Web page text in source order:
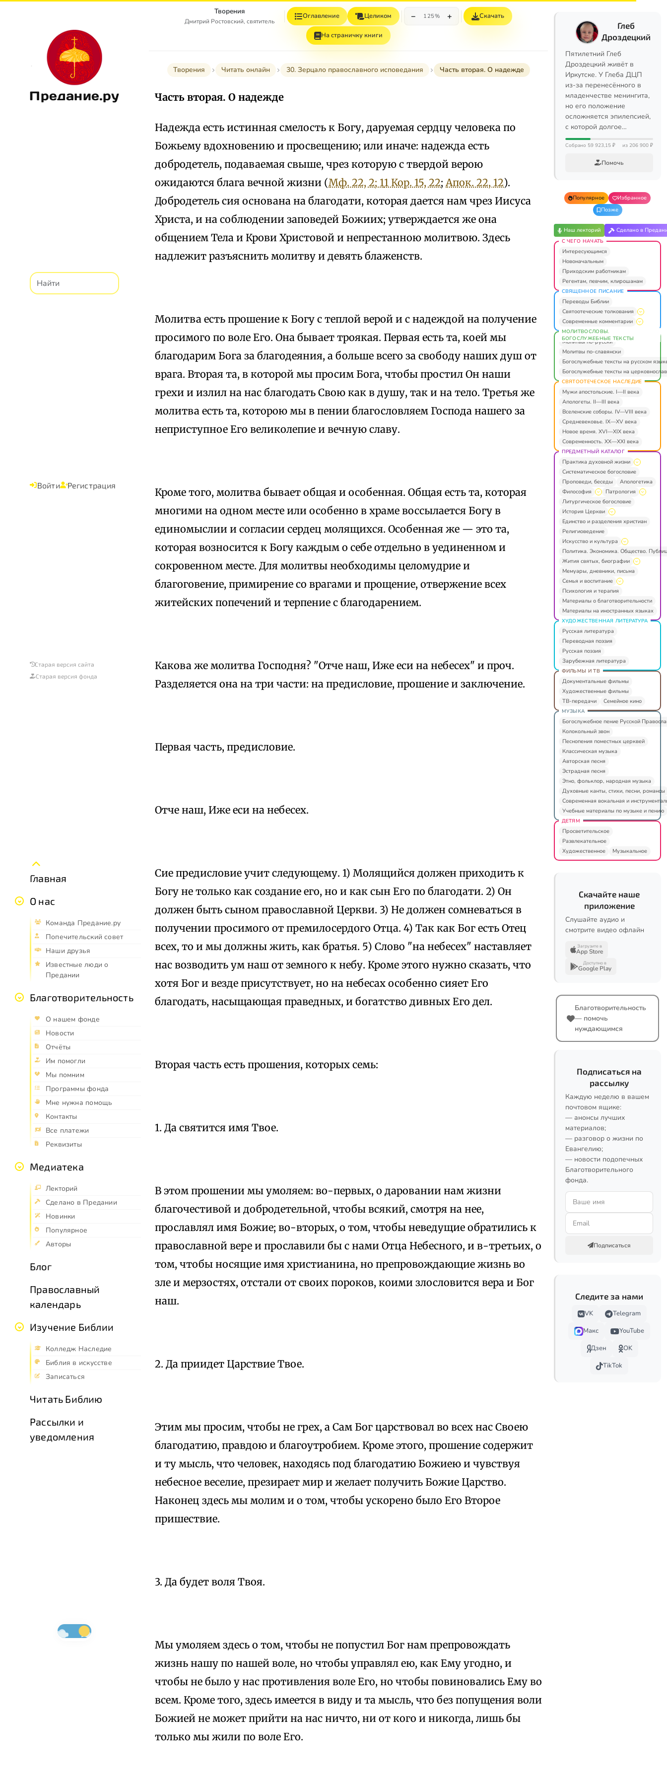
Предание.ру
Войти Регистрация
Старая версия сайта
Старая версия фонда
Главная
О нас
Команда Предание.ру
Попечительский совет
Наши друзья
Известные люди о
Предании
Благотворительность
О нашем фонде
Новости
Отчёты
Им помогли
Мы помним
Программы фонда
Мне нужна помощь
Контакты
Все платежи
Реквизиты
Медиатека
Лекторий
Сделано в Предании
Новинки
Популярное
Авторы
Блог
Православный
календарь
Изучение Библии
Колледж Наследие
Библия в искусстве
Записаться
Читать Библию
Рассылки и
уведомления
Творения
Дмитрий Ростовский, святитель
Оглавление Целиком − 125% + Скачать
На страничку книги
Творения Читать онлайн 30. Зерцало православного исповедания Часть вторая. О надежде
Часть вторая. О надежде
Надежда есть истинная смелость к Богу, даруемая сердцу человека по
Божьему вдохновению и просвещению; или иначе: надежда есть
добродетель, подаваемая свыше, чрез которую с твердой верою
ожидаются блага вечной жизни (Мф. 22, 2; 11 Кор. 15, 22; Апок. 22, 12).
Добродетель сия основана на благодати, которая дается нам чрез Иисуса
Христа, и на соблюдении заповедей Божиих; утверждается же она
общением Тела и Крови Христовой и непрестанною молитвою. Здесь
надлежит разъяснить молитву и девять блаженств.
Молитва есть прошение к Богу с теплой верой и с надеждой на получение
просимого по воле Его. Она бывает троякая. Первая есть та, коей мы
благодарим Бога за благодеяния, а больше всего за свободу наших душ от
врага. Вторая та, в которой мы просим Бога, чтобы простил Он наши
грехи и излил на нас благодать Свою как в душу, так и на тело. Третья же
молитва есть та, которою мы в пении благословляем Господа нашего за
неприступное Его великолепие и вечную славу.
Кроме того, молитва бывает общая и особенная. Общая есть та, которая
многими на одном месте или особенно в храме воссылается Богу в
единомыслии и согласии сердец молящихся. Особенная же — это та,
которая возносится к Богу каждым о себе отдельно в уединенном и
сокровенном месте. Для молитвы необходимы целомудрие и
благоговение, примирение со врагами и прощение, отвержение всех
житейских попечений и терпение с благодарением.
Какова же молитва Господня? "Отче наш, Иже еси на небесех" и проч.
Разделяется она на три части: на предисловие, прошение и заключение.
Первая часть, предисловие.
Отче наш, Иже еси на небесех.
Сие предисловие учит следующему. 1) Молящийся должен приходить к
Богу не только как создание его, но и как сын Его по благодати. 2) Он
должен быть сыном православной Церкви. 3) Не должен сомневаться в
получении просимого от премилосердого Отца. 4) Так как Бог есть Отец
всех, то и мы должны жить, как братья. 5) Слово "на небесех" наставляет
нас возводить ум наш от земного к небу. Кроме этого нужно сказать, что
хотя Бог и везде присутствует, но на небесах особенно сияет Его
благодать, насыщающая праведных, и богатство дивных Его дел.
Вторая часть есть прошения, которых семь:
1. Да святится имя Твое.
В этом прошении мы умоляем: во-первых, о даровании нам жизни
благочестивой и добродетельной, чтобы всякий, смотря на нее,
прославлял имя Божие; во-вторых, о том, чтобы неведущие обратились к
православной вере и прославили бы с нами Отца Небесного, и в-третьих, о
том, чтобы носящие имя христианина, но препровождающие жизнь во
зле и мерзостях, отстали от своих пороков, коими злословится вера и Бог
наш.
2. Да приидет Царствие Твое.
Этим мы просим, чтобы не грех, а Сам Бог царствовал во всех нас Своею
благодатию, правдою и благоутробием. Кроме этого, прошение содержит
и ту мысль, что человек, находясь под благодатию Божиею и чувствуя
небесное веселие, презирает мир и желает получить Божие Царство.
Наконец здесь мы молим и о том, чтобы ускорено было Его Второе
пришествие.
3. Да будет воля Твоя.
Мы умоляем здесь о том, чтобы не попустил Бог нам препровождать
жизнь нашу по нашей воле, но чтобы управлял ею, как Ему угодно, и
чтобы не было у нас противления воле Его, но чтобы повиновались Ему во
всем. Кроме того, здесь имеется в виду и та мысль, что без попущения воли
Божией не может прийти на нас ничто, ни от кого и никогда, лишь бы
только мы жили по воле Его.
Глеб
Дроздецкий
Пятилетний Глеб
Дроздецкий живёт в
Иркутске. У Глеба ДЦП
из-за перенесённого в
младенчестве менингита,
но его положение
осложняется эпилепсией,
с которой долгое…
Собрано 59 923,15 ₽ из 206 900 ₽
Помочь
Популярное
Избранное
Позже
Наш лекторий Сделано в
С ЧЕГО НАЧАТЬ
Интересующимся
Новоначальным
Приходским работникам
Регентам, певчим, клирошанам
СВЯЩЕННОЕ ПИСАНИЕ
Переводы Библии
Святоотеческие толкования
Современные комментарии
МОЛИТВОСЛОВЫ.
БОГОСЛУЖЕБНЫЕ ТЕКСТЫ
Молитвы по-русски
Молитвы по-славянски
Богослужебные тексты на русском
Богослужебные тексты на
СВЯТООТЕЧЕСКОЕ НАСЛЕДИЕ
Мужи апостольские. I—II века
Апологеты. II—III века
Вселенские соборы. IV—VIII века
Средневековье. IX—XV века
Новое время. XVI—XIX века
Современность. XX—XXI века
ПРЕДМЕТНЫЙ КАТАЛОГ
Практика духовной жизни
Систематическое богословие
Проповеди, беседы
Апологетика
Философия
Патрология
Литургическое богословие
История Церкви
Единство и разделения христиан
Религиоведение
Искусство и культура
Политика. Экономика. Общество.
Жития святых, биографии
Мемуары, дневники, письма
Семья и воспитание
Психология и терапия
Материалы о благотворительности
Материалы на иностранных языках
ХУДОЖЕСТВЕННАЯ ЛИТЕРАТУРА
Русская литература
Переводная поэзия
Русская поэзия
Зарубежная литература
ФИЛЬМЫ И ТВ
Документальные фильмы
Художественные фильмы
ТВ-передачи
Семейное кино
МУЗЫКА
Богослужебное пение Русской
Колокольный звон
Песнопения поместных церквей
Классическая музыка
Авторская песня
Эстрадная песня
Этно, фольклор, народная музыка
Духовные канты, стихи, песни, романсы
Современная вокальная и
Учебные материалы по музыке и пению
ДЕТЯМ
Просветительское
Развлекательное
Художественное
Музыкальное
Скачайте наше
приложение
Слушайте аудио и
смотрите видео офлайн
Загрузите в
App Store
Доступно в
Google Play
Благотворительность
— помочь
нуждающимся
Подписаться на
рассылку
Каждую неделю в вашем
почтовом ящике:
— анонсы лучших
материалов;
— разговор о жизни по
Евангелию;
— новости подопечных
Благотворительного
фонда.
Подписаться
Следите за нами
VK
Telegram
Макс
YouTube
Дзен
OK
TikTok